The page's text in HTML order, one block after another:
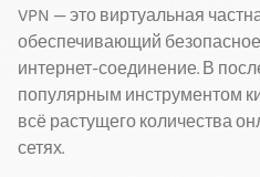
VPN — это виртуальная
обеспечивающий
интернет-соединение. В
популярным инструментом
всё растущего количества
сетях.